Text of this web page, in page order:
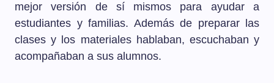
mejor versión de sí mismos para ayudar a
estudiantes y familias. Además de preparar las
clases y los materiales hablaban, escuchaban y
acompañaban a sus alumnos.